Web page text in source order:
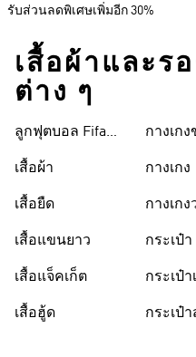
รับส่วนลดพิเศษเพิ่มอีก 30%
เสื้อผ้าและร
ต่าง ๆ
ลูกฟุตบอล Fifa
เสื้อผ้า
เสื้อยืด
เสื้อแขนยาว
เสื้อแจ็คเก็ต
เสื้อฮู้ด
กางเก
กางเกง
กางเกง
กระเป๋า
กระเป๋า
กระเป๋